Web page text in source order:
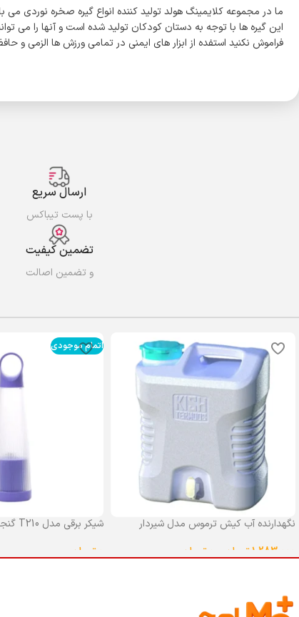
ما در مجموعه کلایمینگ هولد تولید کننده انواع گیره صخره نوردی
این گیره ها با توجه به دستان کودکان تولید شده است و آنها را می توانید در
فراموش نکنید استفده از ابزار های ایمنی در تمامی ورزش ها الزمی و
ارسال سریع
با پست تیباکس
تضمین کیفیت
و تضمین اصالت
نگهدارنده آب کیش ترموس مدل شیردار
1,283,000تومان تومان
اتمام موجودی
شیکر برقی مدل T210 گنجایش 0.4 لیتر
تومان